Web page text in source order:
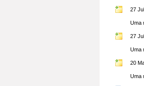
27
Uma
27
Uma
20
Uma